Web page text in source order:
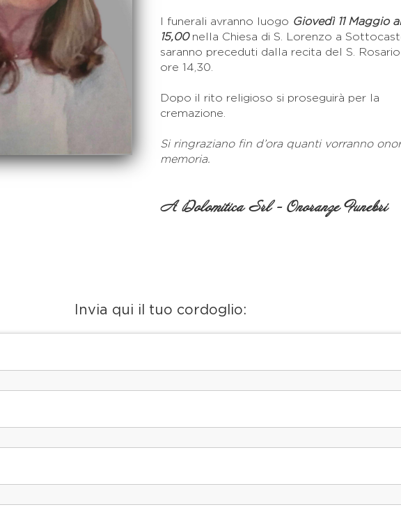
I funerali avranno luogo Giovedì 11 Maggio
15,00nella Chiesa di S. Lorenzo a
saranno preceduti dalla recita del S.
ore 14,30.
Dopo il rito religioso si proseguirà per la
cremazione.
Si ringraziano fin d’ora quanti vorranno
memoria.
A Dolomitica Srl - Onoranze Funebri
Invia qui il tuo cordoglio: